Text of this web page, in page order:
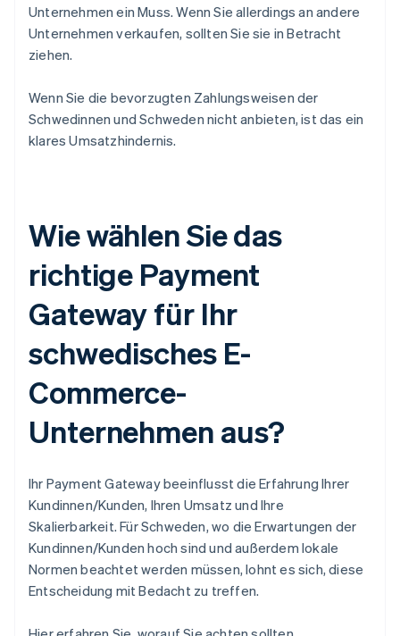
Unternehmen ein Muss. Wenn Sie allerdings an andere
Unternehmen verkaufen, sollten Sie sie in Betracht
ziehen.
Wenn Sie die bevorzugten Zahlungsweisen der
Schwedinnen und Schweden nicht anbieten, ist das ein
klares Umsatzhindernis.
Wie wählen Sie das
richtige Payment
Gateway für Ihr
schwedisches E-
Commerce-
Unternehmen aus?
Ihr Payment Gateway beeinflusst die Erfahrung Ihrer
Kundinnen/Kunden, Ihren Umsatz und Ihre
Skalierbarkeit. Für Schweden, wo die Erwartungen der
Kundinnen/Kunden hoch sind und außerdem lokale
Normen beachtet werden müssen, lohnt es sich, diese
Entscheidung mit Bedacht zu treffen.